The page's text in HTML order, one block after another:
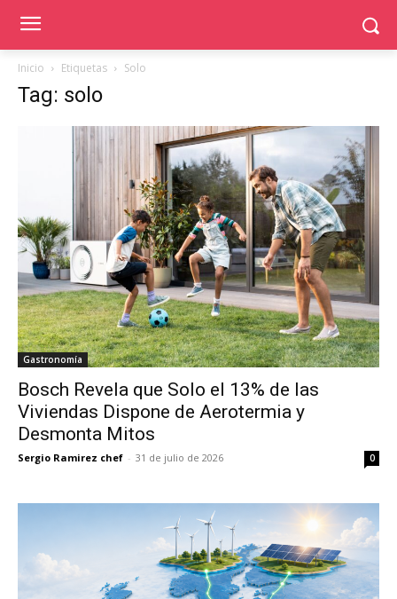
Inicio Etiquetas Solo
Tag: solo
Gastronomía
Bosch Revela que Solo el 13% de las
Viviendas Dispone de Aerotermia y
Desmonta Mitos
Sergio Ramirez chef - 31 de julio de 2026 0